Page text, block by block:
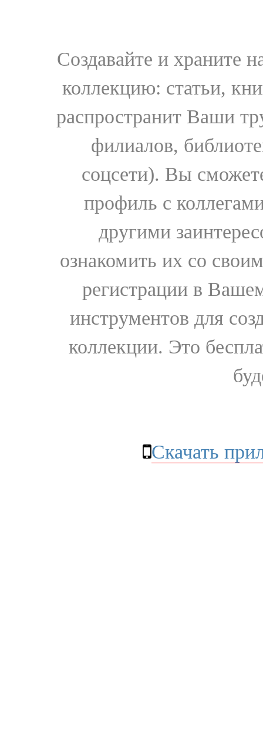
Создавайте и храните
коллекцию: статьи,
распространит Ваши
филиалов,
соцсети). Вы
профиль с
другими
ознакомить их со
регистрации в
инструментов для
коллекции. Это
Скачать